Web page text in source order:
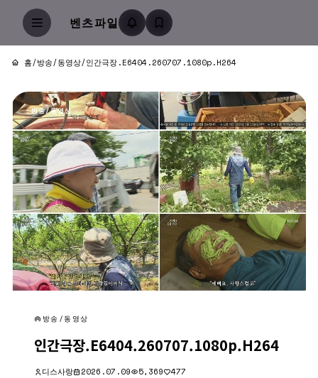
벤츠파일
홈/방송/동영상/인간극장.E6404.260707.1080p.H264
방송/동영상
방송/동영상
인간극장.E6404.260707.1080p.H264
디스사랑 2026.07.09 5,369 477